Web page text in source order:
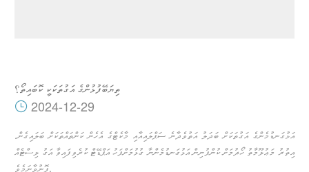
ތިޔަބޭފުޅުންގެ އަގުތަކަކީ ކޮބައިތޯ؟
2024-12-29
އަޅުގަނޑުމެންގެ އަގުތަކަށް ބަދަލު އަތުވެދާނެ ސަޕްލައިއާއި މާކެޓްގެ އެހެން ކަންތައްތަކަށް ބަލައިގެން.
އިތުރު މަޢުލޫމާތު ހޯދުމަށް ކުންފުނިން އަޅުގަނޑުމެންނާ ގުޅުމަށްފަހު އަޕްޑޭޓް ކުރެވިފައިވާ އަގު ލިސްޓެއް
ފޮނުވާނަމެވެ.